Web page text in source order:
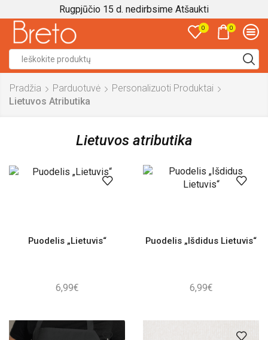
Rugpjūčio 15 d. nedirbsime Atšaukti
0 0
Pradžia Parduotuvė
Personalizuoti Produktai
Lietuvos Atributika
Lietuvos atributika
Puodelis „Lietuvis“
6,99€
Puodelis „Išdidus Lietuvis“
6,99€